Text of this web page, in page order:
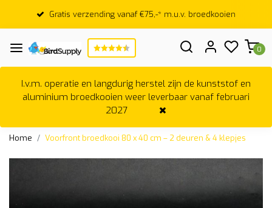
Gratis verzending vanaf €75,-* m.u.v. broedkooien
0
I.v.m. operatie en langdurig herstel zijn de kunststof en
aluminium broedkooien weer leverbaar vanaf februari
2027
Home Voorfront broedkooi 80 x 40 cm – 2 deuren & 4 klepjes